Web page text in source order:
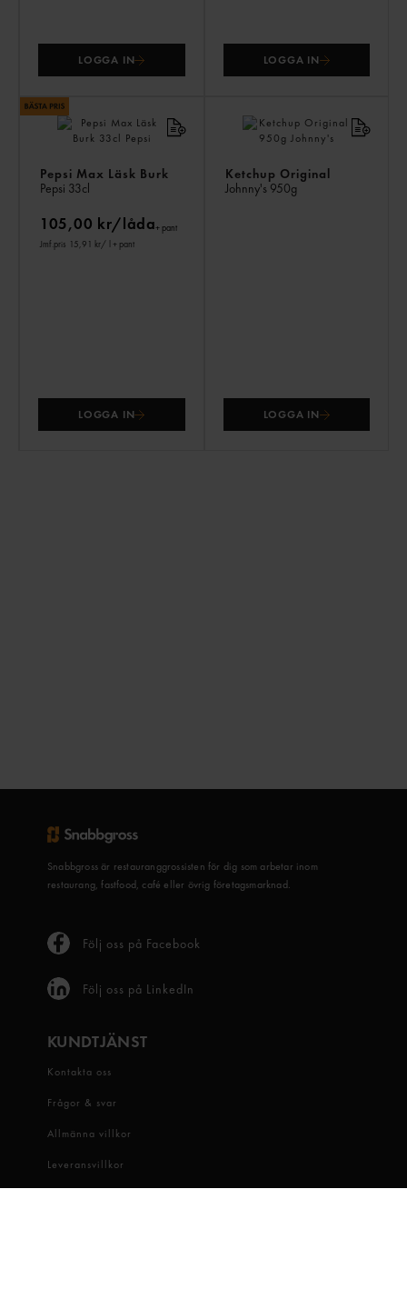
LOGGA IN LOGGA IN
Pepsi Max Läsk Burk
Pepsi 33cl
105,00 kr/låda+ pant
Jmf.pris 15,91 kr/ l + pant
LOGGA IN
Ketchup Original
Johnny's 950g
LOGGA IN
Snabbgross är restauranggrossisten för dig som arbetar inom
restaurang, fastfood, café eller övrig företagsmarknad.
Följ oss på Facebook
Följ oss på LinkedIn
KUNDTJÄNST
Kontakta oss
Frågor & svar
Allmänna villkor
Leveransvillkor